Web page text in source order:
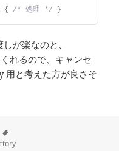
{ /* 処理 */
}
が楽なのと、
れるので、キャンセ
用と考えた方が良さそ
グ